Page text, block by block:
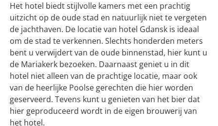
Het hotel biedt stijlvolle kamers met een prachtig
uitzicht op de oude stad en natuurlijk niet te vergeten
de jachthaven. De locatie van hotel Gdansk is ideaal
om de stad te verkennen. Slechts honderden meters
bent u verwijdert van de oude binnenstad, hier kunt u
de Mariakerk bezoeken. Daarnaast geniet u in dit
hotel niet alleen van de prachtige locatie, maar ook
van de heerlijke Poolse gerechten die hier worden
geserveerd. Tevens kunt u genieten van het bier dat
hier geproduceerd wordt in de eigen brouwerij van
het hotel.